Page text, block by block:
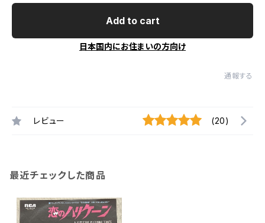
Add to cart
日本国内にお住まいの方向け
通報する
レビュー (20)
最近チェックした商品